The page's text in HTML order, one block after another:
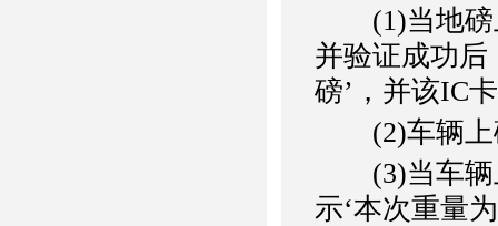
(1)当地磅
并验证成功后
磅’，并该IC
(2)车辆上
(3)当车辆
示‘本次重量